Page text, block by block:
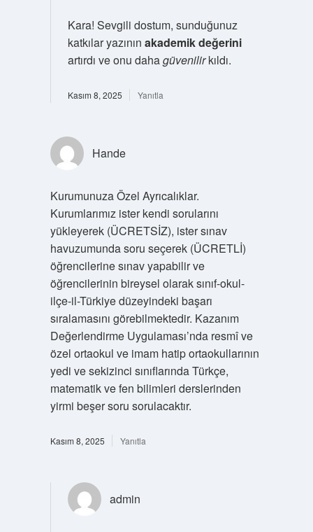
Kara! Sevgili dostum, sunduğunuz
katkılar yazının akademik değerini
artırdı ve onu dahagüvenilirkıldı.
Kasım 8, 2025 Yanıtla
Hande
Kurumunuza Özel Ayrıcalıklar.
Kurumlarımız ister kendi sorularını
yükleyerek (ÜCRETSİZ), ister sınav
havuzumunda soru seçerek (ÜCRETLİ)
öğrencilerine sınav yapabilir ve
öğrencilerinin bireysel olarak sınıf-okul-
ilçe-il-Türkiye düzeyindeki başarı
sıralamasını görebilmektedir. Kazanım
Değerlendirme Uygulaması’nda resmî ve
özel ortaokul ve imam hatip ortaokullarının
yedi ve sekizinci sınıflarında Türkçe,
matematik ve fen bilimleri derslerinden
yirmi beşer soru sorulacaktır.
Kasım 8, 2025 Yanıtla
admin